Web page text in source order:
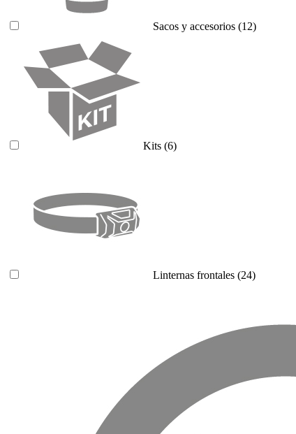
Sacos y accesorios (12)
Kits (6)
Linternas frontales (24)